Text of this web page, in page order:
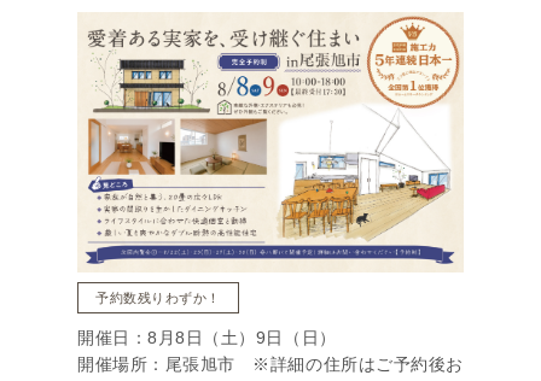
予約数残りわずか！
開催日：8月8日（土）9日（日）
開催場所：尾張旭市 ※詳細の住所はご予約後お